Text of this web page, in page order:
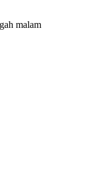
malam